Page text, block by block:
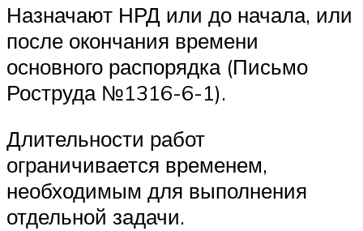
Назначают НРД или до начала, или
после окончания времени
основного распорядка (Письмо
Роструда №1316-6-1).
Длительности работ
ограничивается временем,
необходимым для выполнения
отдельной задачи.